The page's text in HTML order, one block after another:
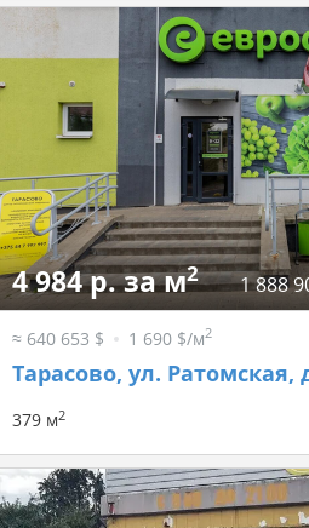
4 984 р. за м2 1 888
≈ 640 653 $ 1 690 $/м2
Тарасово, ул. Ратомская,
379 м2